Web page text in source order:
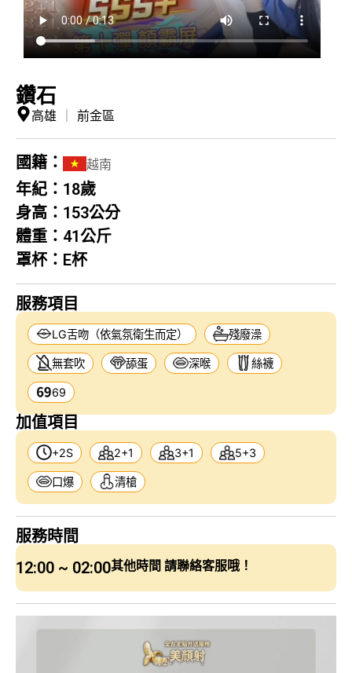
鑽石
高雄 前金區
國籍： 越南
年紀： 18歲
身高： 153公分
體重： 41公斤
罩杯： E杯
服務項目
LG舌吻（依氣氛衛生而定） 殘廢澡
無套吹 舔蛋 深喉 絲襪
69
加值項目
+2S 2+1 3+1 5+3
口爆 清槍
服務時間
12:00 ~ 02:00其他時間 請聯絡客服哦！